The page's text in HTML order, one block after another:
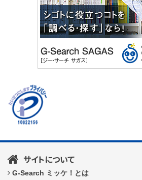
サイトについて
G-Search ミッケ！とは